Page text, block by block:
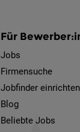
Für
Jobs
Firmensuche
Jobfinder einrichten
Blog
Beliebte Jobs